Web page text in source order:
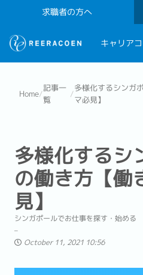
求職者の方へ
キャリア
Home/
記事一
覧
/
多様化するシンガ
マ必見】
多様化するシ
の働き方【働
見】
シンガポールでお仕事を探す・始める
October 11, 2021 10:56